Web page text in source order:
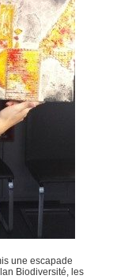
une escapade
Biodiversité, les